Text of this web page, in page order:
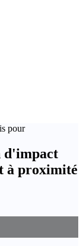
pour
d'impact
à proximité